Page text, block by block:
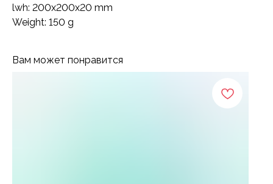
lwh: 200x200x20 mm
Weight: 150 g
Вам может понравится